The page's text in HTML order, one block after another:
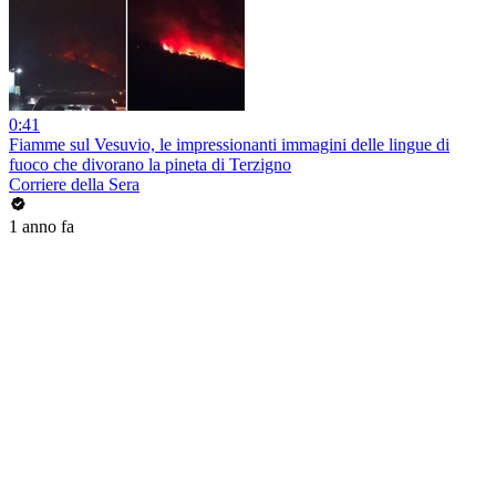
0:41
Fiamme sul Vesuvio, le impressionanti immagini delle lingue di
fuoco che divorano la pineta di Terzigno
Corriere della Sera
1 anno fa